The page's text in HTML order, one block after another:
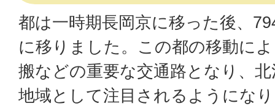
都は一時期長岡京に移った後、
に移りました。この都の移動に
搬などの重要な交通路となり、
地域として注目されるようにな